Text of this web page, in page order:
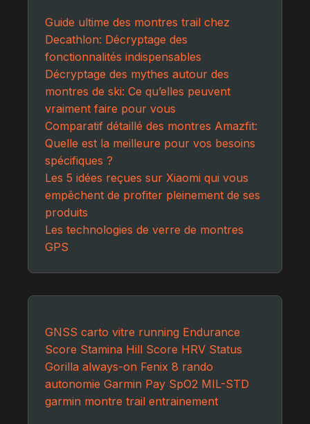
Guide ultime des montres trail chez
Decathlon: Décryptage des
fonctionnalités indispensables
Décryptage des mythes autour des
montres de ski: Ce qu’elles peuvent
vraiment faire pour vous
Comparatif détaillé des montres Amazfit:
Quelle est la meilleure pour vos besoins
spécifiques ?
Les 5 idées reçues sur Xiaomi qui vous
empêchent de profiter pleinement de ses
produits
Les technologies de verre de montres
GPS
GNSS carto vitre running Endurance
Score Stamina Hill Score HRV Status
Gorilla always-on Fenix 8 rando
autonomie Garmin Pay SpO2 MIL-STD
garmin montre trail entrainement